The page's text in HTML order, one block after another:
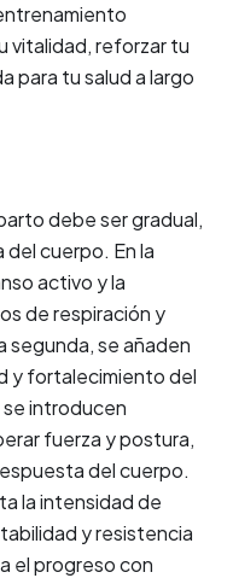
vitalidad, reforzar tu
para tu salud a largo
debe ser gradual,
cuerpo. En la
activo y la
de respiración y
segunda, se añaden
y fortalecimiento del
introducen
fuerza y postura,
del cuerpo.
la intensidad de
y resistencia
el progreso con